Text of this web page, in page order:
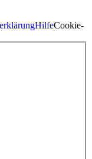
HilfeCookie-